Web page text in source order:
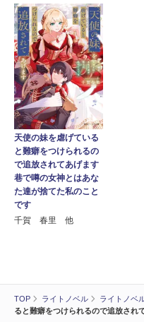
TOP ライトノベル ライトノベ
ると難癖をつけられるので追放され
天使の妹を虐げている
と難癖をつけられるの
で追放されてあげます
巷で噂の女神とはあな
た達が捨てた私のこと
です
千賀 春里 他